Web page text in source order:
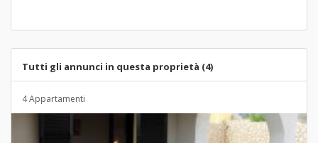
Tutti gli annunci in questa proprietà (4)
4 Appartamenti